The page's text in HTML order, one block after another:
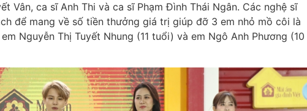
Vân, ca sĩ Anh Thi và ca sĩ Phạm Đình Thái Ngân. Các nghệ sĩ
để mang về số tiền thưởng giá trị giúp đỡ 3 em nhỏ mồ côi là
Nguyễn Thị Tuyết Nhung (11 tuổi) và em Ngô Anh Phương (10